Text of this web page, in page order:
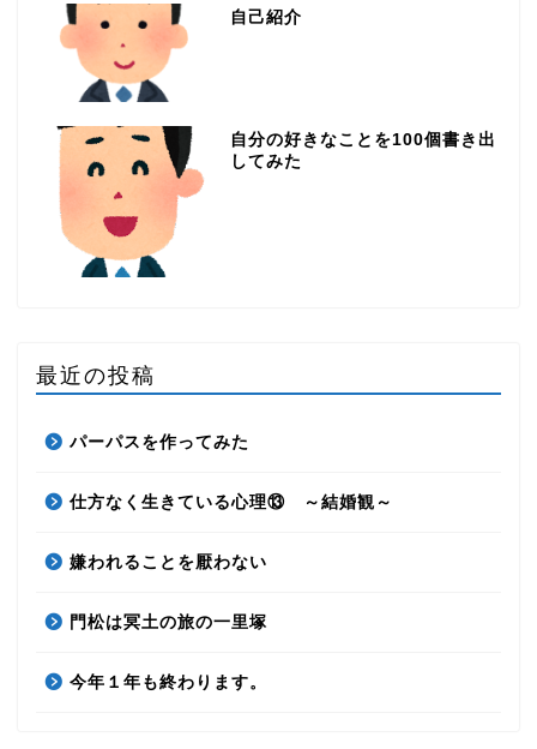
自己紹介
自分の好きなことを100個書き出
してみた
最近の投稿
パーパスを作ってみた
仕方なく生きている心理⑬ ～結婚観～
嫌われることを厭わない
門松は冥土の旅の一里塚
今年１年も終わります。